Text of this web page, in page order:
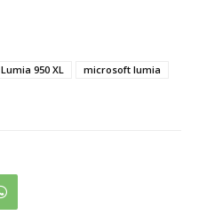
Lumia 950 XL
microsoft lumia